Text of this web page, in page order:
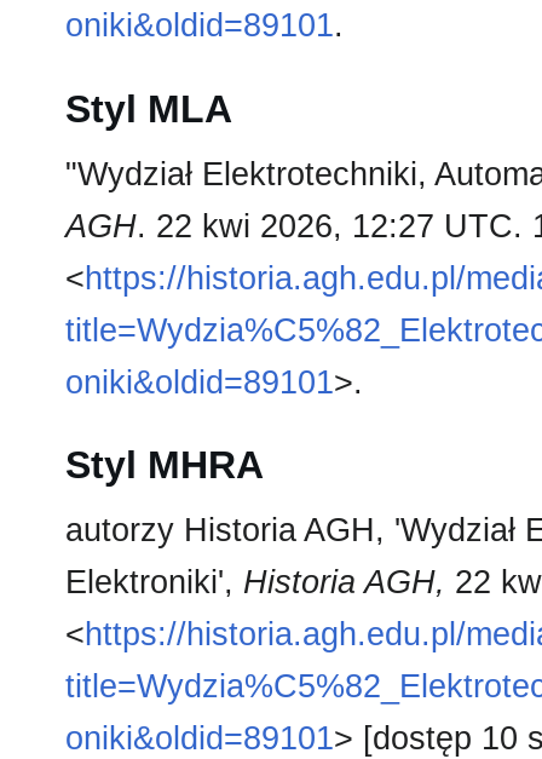
oniki&oldid=89101.
Styl MLA
"Wydział Elektrotechniki,
AGH. 22 kwi 2026, 12:27 UTC.
<https://historia.agh.edu.pl/
oniki&oldid=89101>.
Styl MHRA
autorzy Historia AGH, 'Wydział
Elektroniki', Historia AGH, 22
<https://historia.agh.edu.pl/
oniki&oldid=89101> [dostęp 10